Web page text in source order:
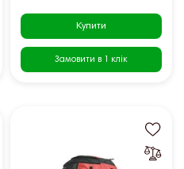
Купити
Замовити в 1 клік